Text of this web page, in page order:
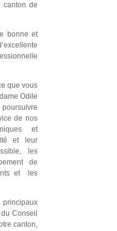
canton de
bonne et
que vous
Odile
de nos
et
et leur
les
de
et les
Conseil
canton,